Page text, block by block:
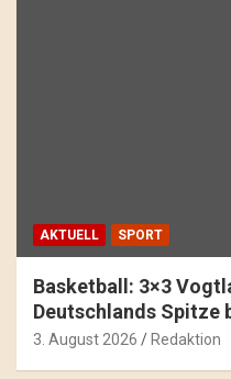
AKTUELL SPORT
Basketball: 3×3
Deutschlands Spitze
3. August 2026 Redaktion